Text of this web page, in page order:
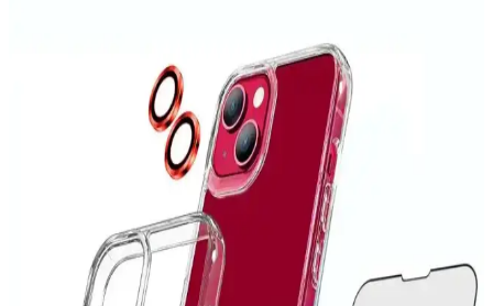
koruyan, şık tasarımı ve yüksek kaliteli malzemeleriyle öne çıkan bir
iPhone 6 Kılıfları: Koruma ve Estetiği Bir Arada
Sunan Seçenekler
İPhone 6 kılıfları, dayanıklı malzemeler ve estetik tasarımlarla
cihazınızı korurken tarzınızı yansıtır. Çeşitli modeller ve
fonksiyonlar arasından en uygun seçimi yapın.
iPhone 14 Pro Max Kılıflarında Leke Sorunu ve
Etkili Çözüm Yolları